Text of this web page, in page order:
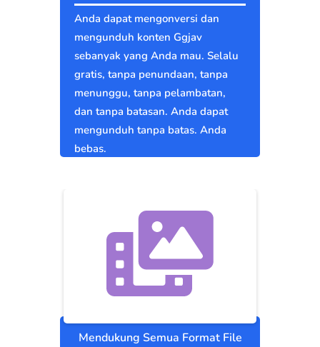
Anda dapat mengonversi dan
mengunduh konten Ggjav
sebanyak yang Anda mau. Selalu
gratis, tanpa penundaan, tanpa
menunggu, tanpa pelambatan,
dan tanpa batasan. Anda dapat
mengunduh tanpa batas. Anda
bebas.
Mendukung Semua Format File